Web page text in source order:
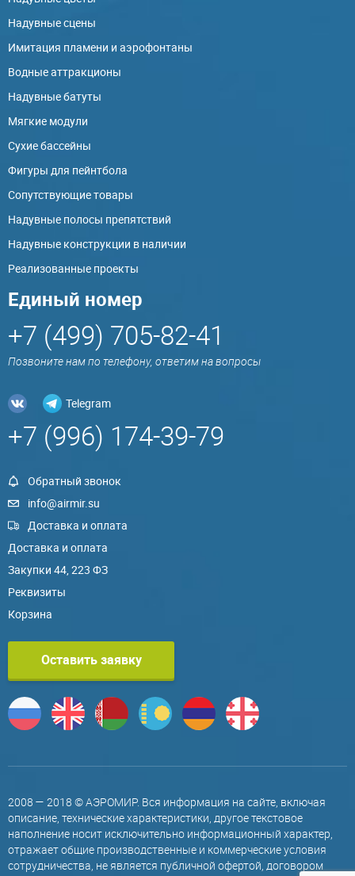
Надувные сцены
Имитация пламени и аэрофонтаны
Водные аттракционы
Надувные батуты
Мягкие модули
Сухие бассейны
Фигуры для пейнтбола
Сопутствующие товары
Надувные полосы препятствий
Надувные конструкции в наличии
Реализованные проекты
Единый номер
+7 (499) 705-82-41
Позвоните нам по телефону, ответим на вопросы
Telegram
+7 (996) 174-39-79
Обратный звонок
info@airmir.su
Доставка и оплата
Доставка и оплата
Закупки 44, 223 ФЗ
Реквизиты
Корзина
Оставить заявку
2008 — 2018 © АЭРОМИР. Вся информация на сайте, включая
описание, технические характеристики, другое текстовое
наполнение носит исключительно информационный характер,
отражает общие производственные и коммерческие условия
сотрудничества, не является публичной офертой, договором